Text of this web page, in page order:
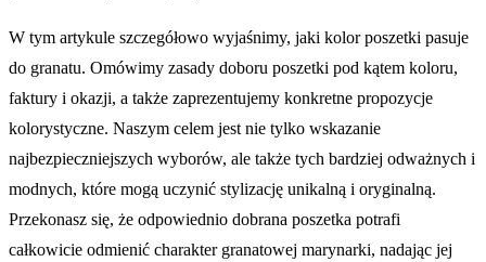
W tym artykule szczegółowo wyjaśnimy, jaki kolor poszetki pasuje
do granatu. Omówimy zasady doboru poszetki pod kątem koloru,
faktury i okazji, a także zaprezentujemy konkretne propozycje
kolorystyczne. Naszym celem jest nie tylko wskazanie
najbezpieczniejszych wyborów, ale także tych bardziej odważnych i
modnych, które mogą uczynić stylizację unikalną i oryginalną.
Przekonasz się, że odpowiednio dobrana poszetka potrafi
całkowicie odmienić charakter granatowej marynarki, nadając jej